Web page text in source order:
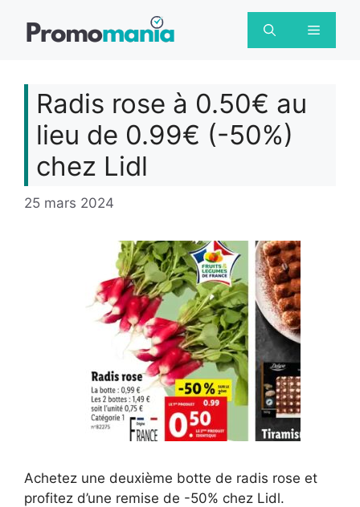
Menu
Radis rose à 0.50€ au
lieu de 0.99€ (-50%)
chez Lidl
25 mars 2024
Achetez une deuxième botte de radis rose et
profitez d’une remise de -50% chez Lidl.